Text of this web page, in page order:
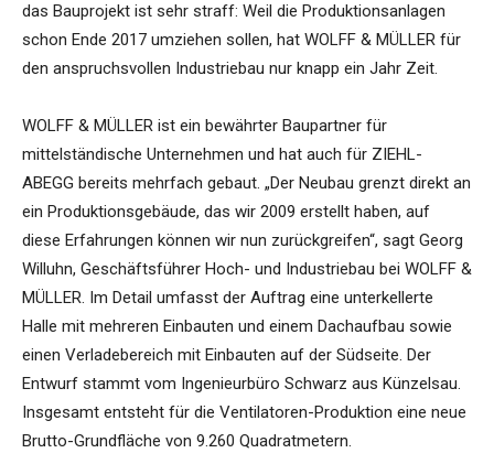
das Bauprojekt ist sehr straff: Weil die Produktionsanlagen
schon Ende 2017 umziehen sollen, hat WOLFF & MÜLLER für
den anspruchsvollen Industriebau nur knapp ein Jahr Zeit.
WOLFF & MÜLLER ist ein bewährter Baupartner für
mittelständische Unternehmen und hat auch für ZIEHL-
ABEGG bereits mehrfach gebaut. „Der Neubau grenzt direkt an
ein Produktionsgebäude, das wir 2009 erstellt haben, auf
diese Erfahrungen können wir nun zurückgreifen“, sagt Georg
Willuhn, Geschäftsführer Hoch- und Industriebau bei WOLFF &
MÜLLER. Im Detail umfasst der Auftrag eine unterkellerte
Halle mit mehreren Einbauten und einem Dachaufbau sowie
einen Verladebereich mit Einbauten auf der Südseite. Der
Entwurf stammt vom Ingenieurbüro Schwarz aus Künzelsau.
Insgesamt entsteht für die Ventilatoren-Produktion eine neue
Brutto-Grundfläche von 9.260 Quadratmetern.